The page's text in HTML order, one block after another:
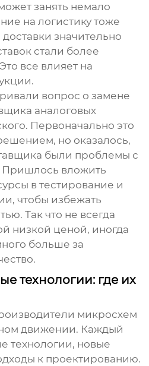
занять немало
на логистику тоже
значительно
стали более
все влияет на
вопрос о замене
аналоговых
Первоначально это
но оказалось,
были проблемы с
Пришлось вложить
в тестирование и
чтобы избежать
Так что не всегда
низкой ценой, иногда
больше за
технологии: где их
микросхем
движении. Каждый
технологии, новые
к проектированию.